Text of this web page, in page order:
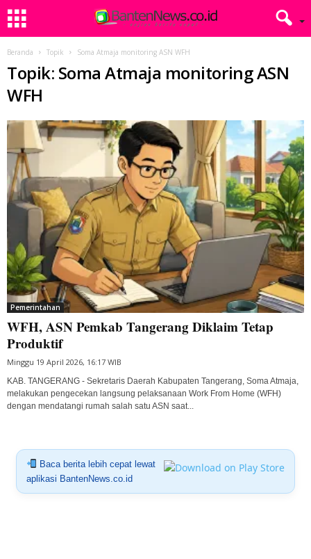
Beranda Topik Soma Atmaja monitoring ASN WFH
Topik: Soma Atmaja monitoring ASN
WFH
Pemerintahan
WFH, ASN Pemkab Tangerang Diklaim Tetap
Produktif
Minggu 19 April 2026, 16:17 WIB
KAB. TANGERANG - Sekretaris Daerah Kabupaten Tangerang, Soma Atmaja,
melakukan pengecekan langsung pelaksanaan Work From Home (WFH)
dengan mendatangi rumah salah satu ASN saat...
Baca berita lebih cepat lewat
aplikasi BantenNews.co.id